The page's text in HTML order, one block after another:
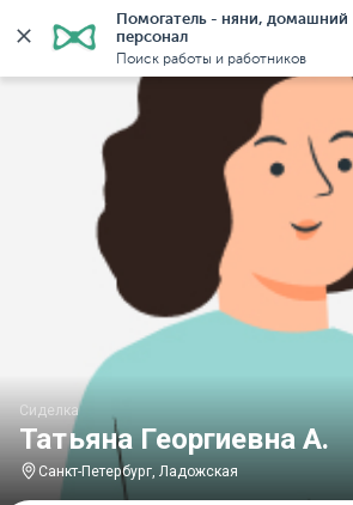
Помогатель - няни, домашний
персонал
Поиск работы и работников
Главная Сиделки Сиделки в
Татьяна Георгиевна А.
Сиделка
Санкт-Петербург, Ладожская